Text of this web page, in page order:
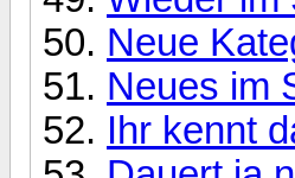
Neue
Neues im
Ihr kennt